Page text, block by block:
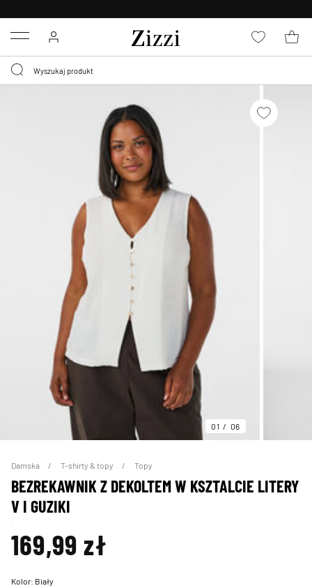
Menu
01 06
Damska T-shirty & topy Topy
BEZREKAWNIK Z DEKOLTEM W KSZTALCIE LITERY
V I GUZIKI
169,99 zł
Kolor: Biały